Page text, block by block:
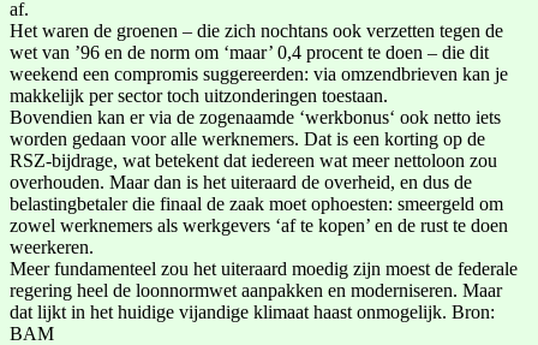
af.
Het waren de groenen – die zich nochtans ook verzetten tegen de
wet van ’96 en de norm om ‘maar’ 0,4 procent te doen – die dit
weekend een compromis suggereerden: via omzendbrieven kan je
makkelijk per sector toch uitzonderingen toestaan.
Bovendien kan er via de zogenaamde ‘werkbonus‘ ook netto iets
worden gedaan voor alle werknemers. Dat is een korting op de
RSZ-bijdrage, wat betekent dat iedereen wat meer nettoloon zou
overhouden. Maar dan is het uiteraard de overheid, en dus de
belastingbetaler die finaal de zaak moet ophoesten: smeergeld om
zowel werknemers als werkgevers ‘af te kopen’ en de rust te doen
weerkeren.
Meer fundamenteel zou het uiteraard moedig zijn moest de federale
regering heel de loonnormwet aanpakken en moderniseren. Maar
dat lijkt in het huidige vijandige klimaat haast onmogelijk. Bron:
BAM